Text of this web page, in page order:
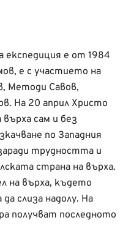
експедиция е от 1984
е с участието на
Методи Савов,
На 20 април Христо
сам и без
по Западния
трудността и
страна на върха.
на върха, където
слиза надолу. На
получват последното